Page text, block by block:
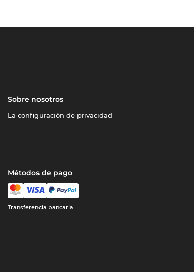
Sobre nosotros
La configuración de privacidad
Métodos de pago
Transferencia bancaria